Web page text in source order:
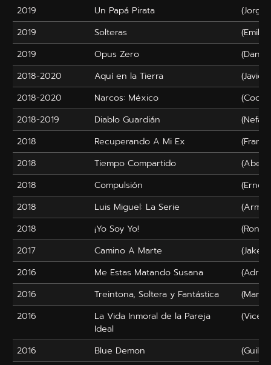
2019
Un Papá Pirata
(Jorge)
2019
Solteras
(Emilio)
2019
Opus Zero
2018-2020
Aquí en la Tierra
(Javier
2018-2020
Narcos: México
2018-2019
Diablo Guardián
2018
Recuperando A Mi Ex
2018
Tiempo Compartido
(Abel)
2018
Compulsión
2018
Luis Miguel: La Serie
2018
¡Yo Soy Yo!
(Rony)
2017
Camino A Marte
(Jake)
2016
Me Estas Matando Susana
2016
Treintona, Soltera y Fantástica
2016
La Vida Inmoral de la Pareja
Ideal
2016 Blue Demon